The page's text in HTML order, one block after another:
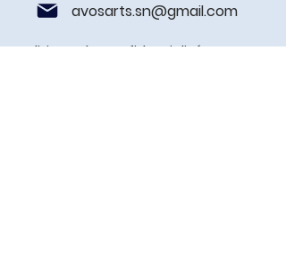
avosarts.sn@gmail.com
Politique de confidentialité